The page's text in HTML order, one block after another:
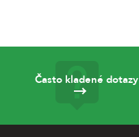
Často kladené dotazy